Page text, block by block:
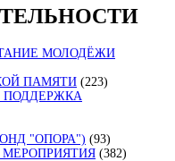
МОЛОДЁЖИ
ПАМЯТИ (223)
ПОДДЕРЖКА
"ОПОРА") (93)
(382)